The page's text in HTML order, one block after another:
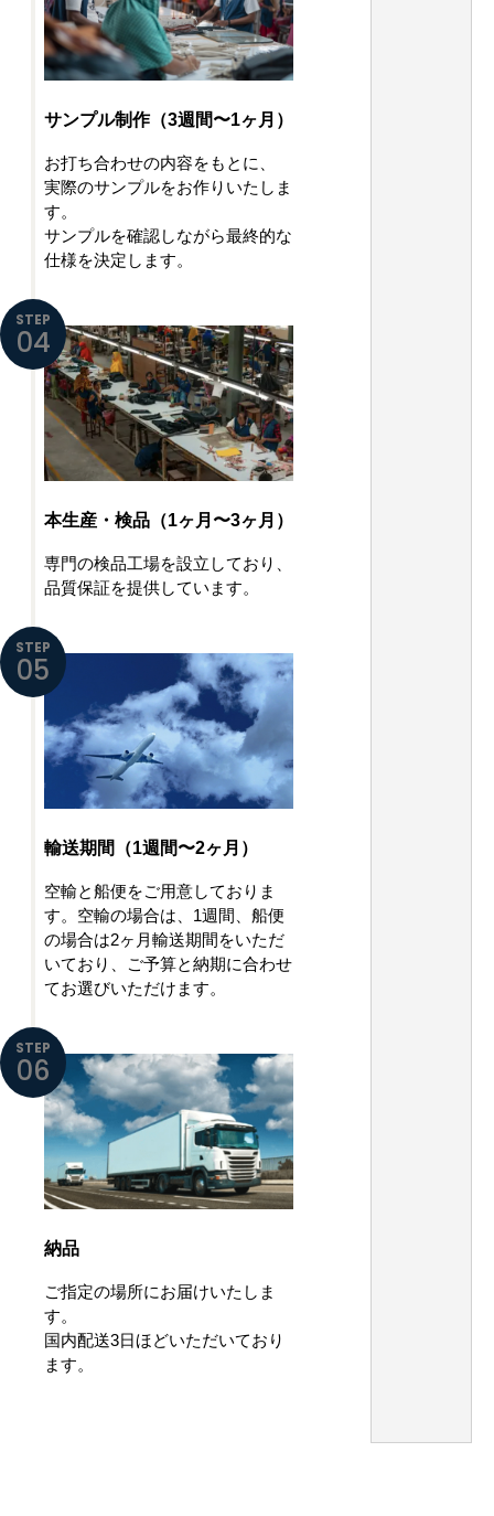
サンプル制作（3週間〜1ヶ月）
お打ち合わせの内容をもとに、
実際のサンプルをお作りいたしま
す。
サンプルを確認しながら最終的な
仕様を決定します。
STEP
04
本生産・検品（1ヶ月〜3ヶ月）
専門の検品工場を設立しており、
品質保証を提供しています。
STEP
05
輸送期間（1週間〜2ヶ月）
空輸と船便をご用意しておりま
す。空輸の場合は、1週間、船便
の場合は2ヶ月輸送期間をいただ
いており、ご予算と納期に合わせ
てお選びいただけます。
STEP
06
納品
ご指定の場所にお届けいたしま
す。
国内配送3日ほどいただいており
ます。